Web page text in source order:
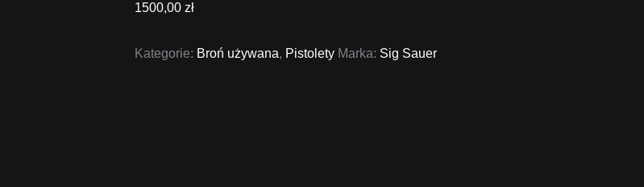
1500,00 zł
Kategorie: Broń używana, Pistolety Marka: Sig Sauer